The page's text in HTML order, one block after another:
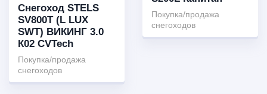
Снегоход STELS
SV800T (L LUX
SWT) ВИКИНГ 3.0
К02 CVTech
Покупка/продажа
снегоходов
Покупка/продажа
снегоходов